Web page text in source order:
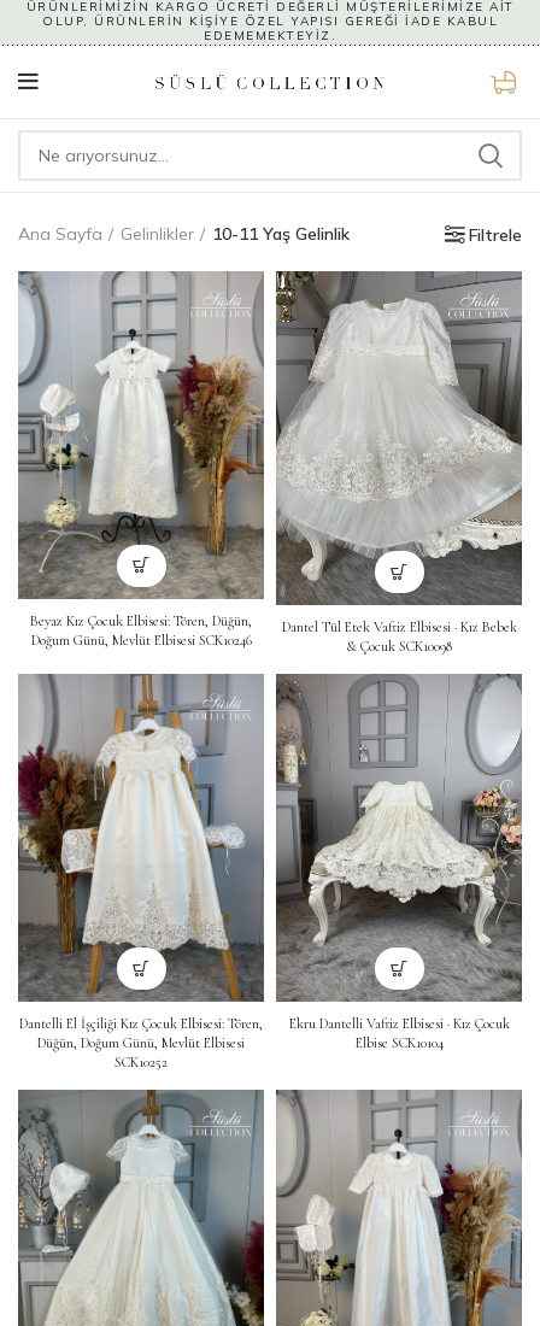
ÜRÜNLERİMİZİN KARGO ÜCRETİ DEĞERLİ MÜŞTERİLERİMİZE AİT
OLUP, ÜRÜNLERİN KİŞİYE ÖZEL YAPISI GEREĞİ İADE KABUL
EDEMEMEKTEYİZ.
0
Ana Sayfa Gelinlikler 10-11 Yaş Gelinlik Filtrele
Beyaz Kız Çocuk Elbisesi: Tören, Düğün,
Doğum Günü, Mevlüt Elbisesi SCK10246
Dantel Tül Etek Vaftiz Elbisesi · Kız Bebek
& Çocuk SCK10098
Dantelli El İşçiliği Kız Çocuk Elbisesi: Tören,
Düğün, Doğum Günü, Mevlüt Elbisesi
SCK10252
Ekru Dantelli Vaftiz Elbisesi · Kız Çocuk
Elbise SCK10104